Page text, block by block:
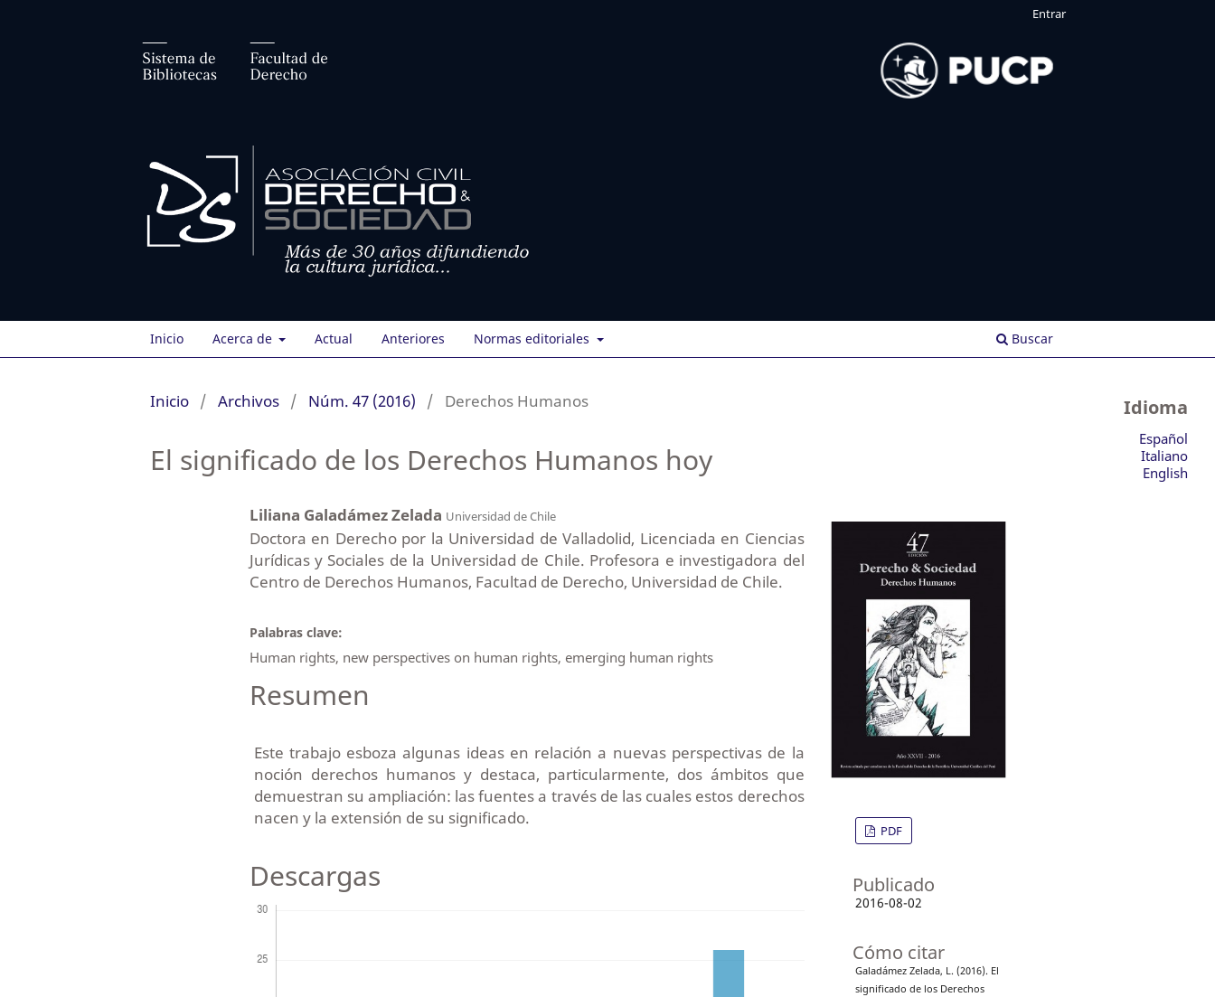
Inicio Acerca de Actual Anteriores Normas editoriales Buscar
Entrar
Inicio / Archivos / Núm. 47 (2016) / Derechos Humanos
El significado de los Derechos Humanos hoy
Liliana Galadámez Zelada Universidad de Chile
Doctora en Derecho por la Universidad de Valladolid, Licenciada en Ciencias
Jurídicas y Sociales de la Universidad de Chile. Profesora e investigadora del
Centro de Derechos Humanos, Facultad de Derecho, Universidad de Chile.
Palabras clave:
Human rights, new perspectives on human rights, emerging human rights
Resumen
Este trabajo esboza algunas ideas en relación a nuevas perspectivas de la
noción derechos humanos y destaca, particularmente, dos ámbitos que
demuestran su ampliación: las fuentes a través de las cuales estos derechos
nacen y la extensión de su significado.
Descargas
PDF
Publicado
2016-08-02
Cómo citar
Galadámez Zelada, L. (2016). El
significado de los Derechos
Idioma
Español
Italiano
English